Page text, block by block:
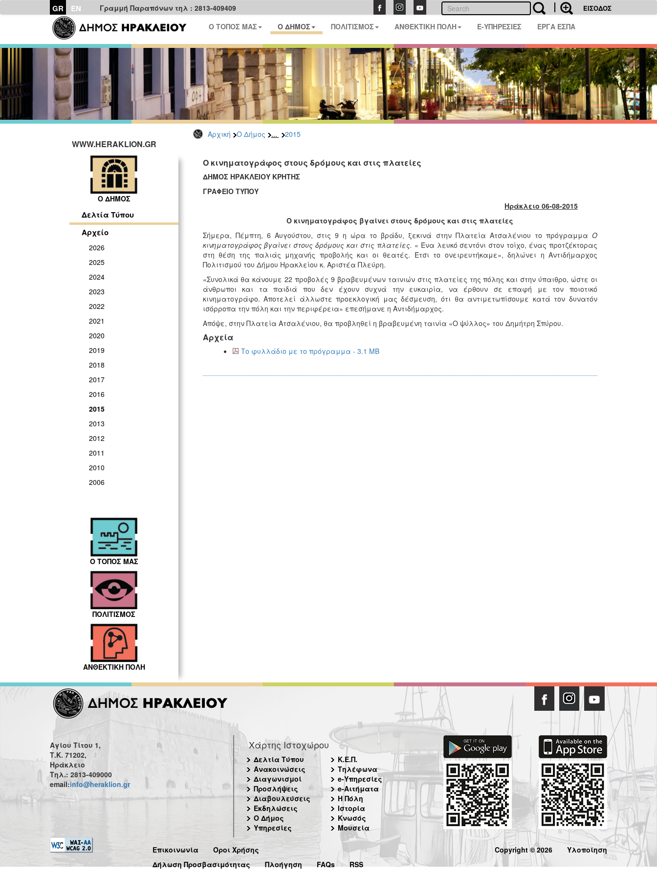
GR EN Γραμμή Παραπόνων τηλ : 2813-409409 ΕΙΣΟΔΟΣ
Ο ΤΟΠΟΣ ΜΑΣ Ο ΔΗΜΟΣ ΠΟΛΙΤΙΣΜΟΣ ΑΝΘΕΚΤΙΚΗ ΠΟΛΗ E-ΥΠΗΡΕΣΙΕΣ ΕΡΓΑ ΕΣΠΑ
Αρχική Ο Δήμος ... 2015
WWW.HERAKLION.GR
Ο ΔΗΜΟΣ
Δελτία Τύπου
Αρχείο
2026
2025
2024
2023
2022
2021
2020
2019
2018
2017
2016
2015
2013
2012
2011
2010
2006
Ο ΤΟΠΟΣ ΜΑΣ
ΠΟΛΙΤΙΣΜΟΣ
ΑΝΘΕΚΤΙΚΗ ΠΟΛΗ
Ο κινηματογράφος στους δρόμους και στις πλατείες
ΔΗΜΟΣ ΗΡΑΚΛΕΙΟΥ ΚΡΗΤΗΣ
ΓΡΑΦΕΙΟ ΤΥΠΟΥ
Ηράκλειο 06-08-2015
Ο κινηματογράφος βγαίνει στους δρόμους και στις πλατείες
Σήμερα, Πέμπτη, 6 Αυγούστου, στις 9 η ώρα το βράδυ, ξεκινά στην Πλατεία Ατσαλένιου το πρόγραμμα Ο
κινηματογράφος βγαίνει στους δρόμους και στις πλατείες. « Ένα λευκό σεντόνι στον τοίχο, ένας προτζέκτορας
στη θέση της παλιάς μηχανής προβολής και οι θεατές. Έτσι το ονειρευτήκαμε», δηλώνει η Αντιδήμαρχος
Πολιτισμού του Δήμου Ηρακλείου κ. Αριστέα Πλεύρη.
«Συνολικά θα κάνουμε 22 προβολές 9 βραβευμένων ταινιών στις πλατείες της πόλης και στην ύπαιθρο, ώστε οι
άνθρωποι και τα παιδιά που δεν έχουν συχνά την ευκαιρία, να έρθουν σε επαφή με τον ποιοτικό
κινηματογράφο. Αποτελεί άλλωστε προεκλογική μας δέσμευση, ότι θα αντιμετωπίσουμε κατά τον δυνατόν
ισόρροπα την πόλη και την περιφέρεια» επεσήμανε η Αντιδήμαρχος.
Απόψε, στην Πλατεία Ατσαλένιου, θα προβληθεί η βραβευμένη ταινία «Ο ψύλλος» του Δημήτρη Σπύρου.
Αρχεία
Το φυλλάδιο με το πρόγραμμα - 3.1 MB
Αγίου Τίτου 1,
Τ.Κ. 71202,
Ηράκλειο
Τηλ.: 2813-409000
email:info@heraklion.gr
Χάρτης Ιστοχώρου
Δελτία Τύπου
Ανακοινώσεις
Διαγωνισμοί
Προσλήψεις
Διαβουλεύσεις
Εκδηλώσεις
Ο Δήμος
Υπηρεσίες
Κ.Ε.Π.
Τηλέφωνα
e-Υπηρεσίες
e-Αιτήματα
Η Πόλη
Ιστορία
Κνωσός
Μουσεία
Επικοινωνία
Όροι Χρήσης
Δήλωση Προσβασιμότητας
Πλοήγηση FAQs RSS
Copyright © 2026 Υλοποίηση